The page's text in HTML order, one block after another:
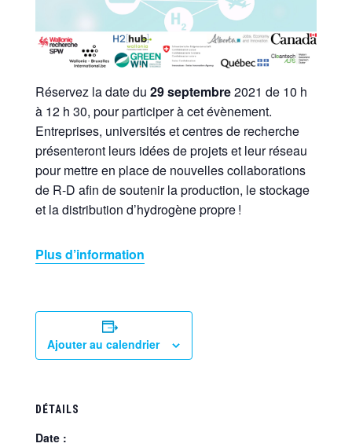
Réservez la date du 29 septembre2021 de 10 h
à 12 h 30, pour participer à cet évènement.
Entreprises, universités et centres de recherche
présenteront leurs idées de projets et leur réseau
pour mettre en place de nouvelles collaborations
de R-D afin de soutenir la production, le stockage
et la distribution d’hydrogène propre !
Plus d’information
Ajouter au calendrier
DÉTAILS
Date :